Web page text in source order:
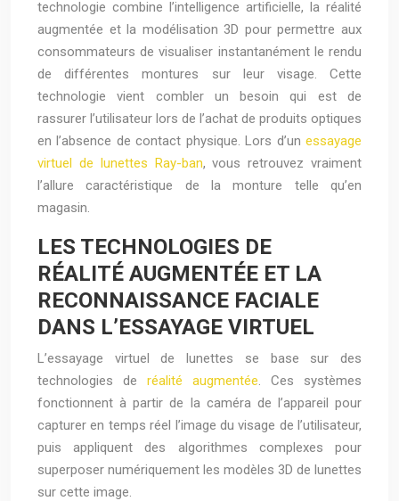
technologie combine l’intelligence artificielle, la réalité
augmentée et la modélisation 3D pour permettre aux
consommateurs de visualiser instantanément le rendu
de différentes montures sur leur visage. Cette
technologie vient combler un besoin qui est de
rassurer l’utilisateur lors de l’achat de produits optiques
en l’absence de contact physique. Lors d’un essayage
virtuel de lunettes Ray-ban, vous retrouvez vraiment
l’allure caractéristique de la monture telle qu’en
magasin.
LES TECHNOLOGIES DE
RÉALITÉ AUGMENTÉE ET LA
RECONNAISSANCE FACIALE
DANS L’ESSAYAGE VIRTUEL
L’essayage virtuel de lunettes se base sur des
technologies de réalité augmentée. Ces systèmes
fonctionnent à partir de la caméra de l’appareil pour
capturer en temps réel l’image du visage de l’utilisateur,
puis appliquent des algorithmes complexes pour
superposer numériquement les modèles 3D de lunettes
sur cette image.